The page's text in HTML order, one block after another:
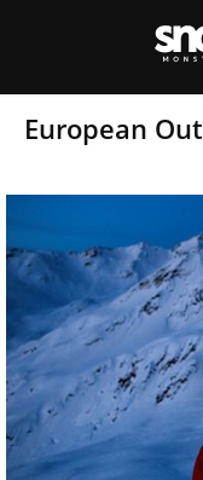
European